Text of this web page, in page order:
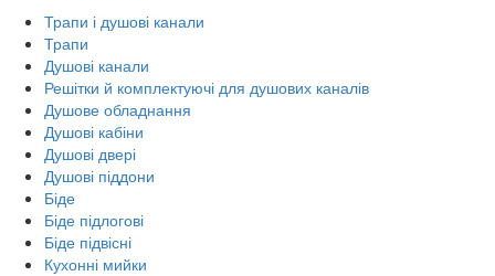
Трапи і душові канали
Трапи
Душові канали
Решітки й комплектуючі для душових каналів
Душове обладнання
Душові кабіни
Душові двері
Душові піддони
Біде
Біде підлогові
Біде підвісні
Кухонні мийки